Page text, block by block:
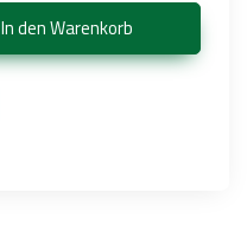
In den Warenkorb